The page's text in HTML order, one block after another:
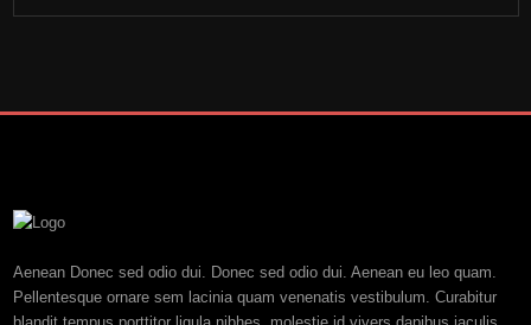
Aenean Donec sed odio dui. Donec sed odio dui. Aenean eu leo quam.
Pellentesque ornare sem lacinia quam venenatis vestibulum. Curabitur